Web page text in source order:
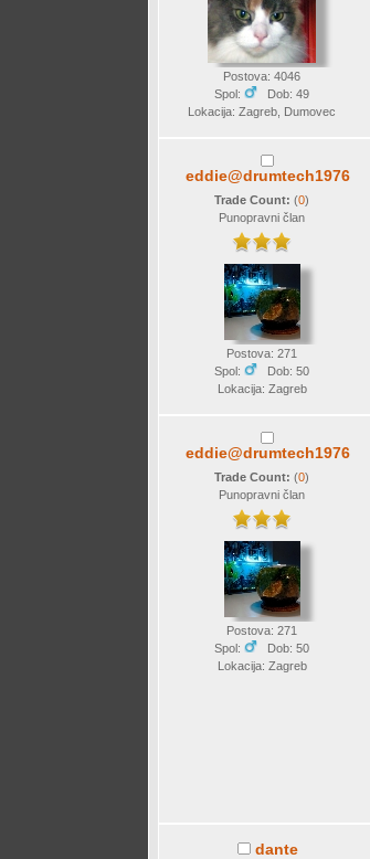
Postova: 4046
Spol:
Dob: 49
Lokacija: Zagreb, Dumovec
eddie@drumtech1976
Trade Count:(0)
Punopravni član
Postova: 271
Spol:
Dob: 50
Lokacija: Zagreb
eddie@drumtech1976
Trade Count:(0)
Punopravni član
Postova: 271
Spol:
Dob: 50
Lokacija: Zagreb
dante